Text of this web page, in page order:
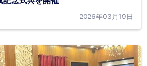
2026年03月19日